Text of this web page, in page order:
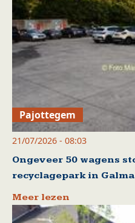
Pajottegem
21/07/2026 - 08:03
Ongeveer 50 wagens
recyclagepark in
Meer lezen